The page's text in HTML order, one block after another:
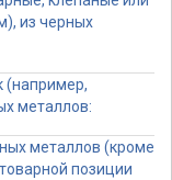
из черных
(например,
металлов:
металлов (кроме
позиции